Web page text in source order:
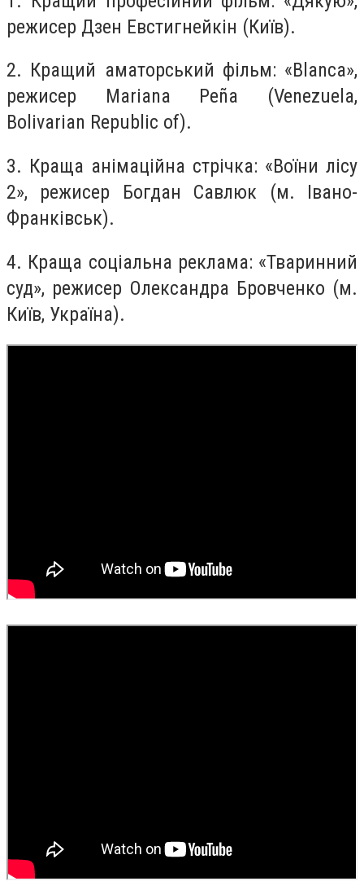
режисер Дзен Евстигнейкін (Київ).
2. Кращий аматорський фільм: «Blanca»,
режисер Mariana Peña (Venezuela,
Bolivarian Republic of).
3. Краща анімаційна стрічка: «Воїни лісу
2», режисер Богдан Савлюк (м. Івано-
Франківськ).
4. Краща соціальна реклама: «Тваринний
суд», режисер Олександра Бровченко (м.
Київ, Україна).